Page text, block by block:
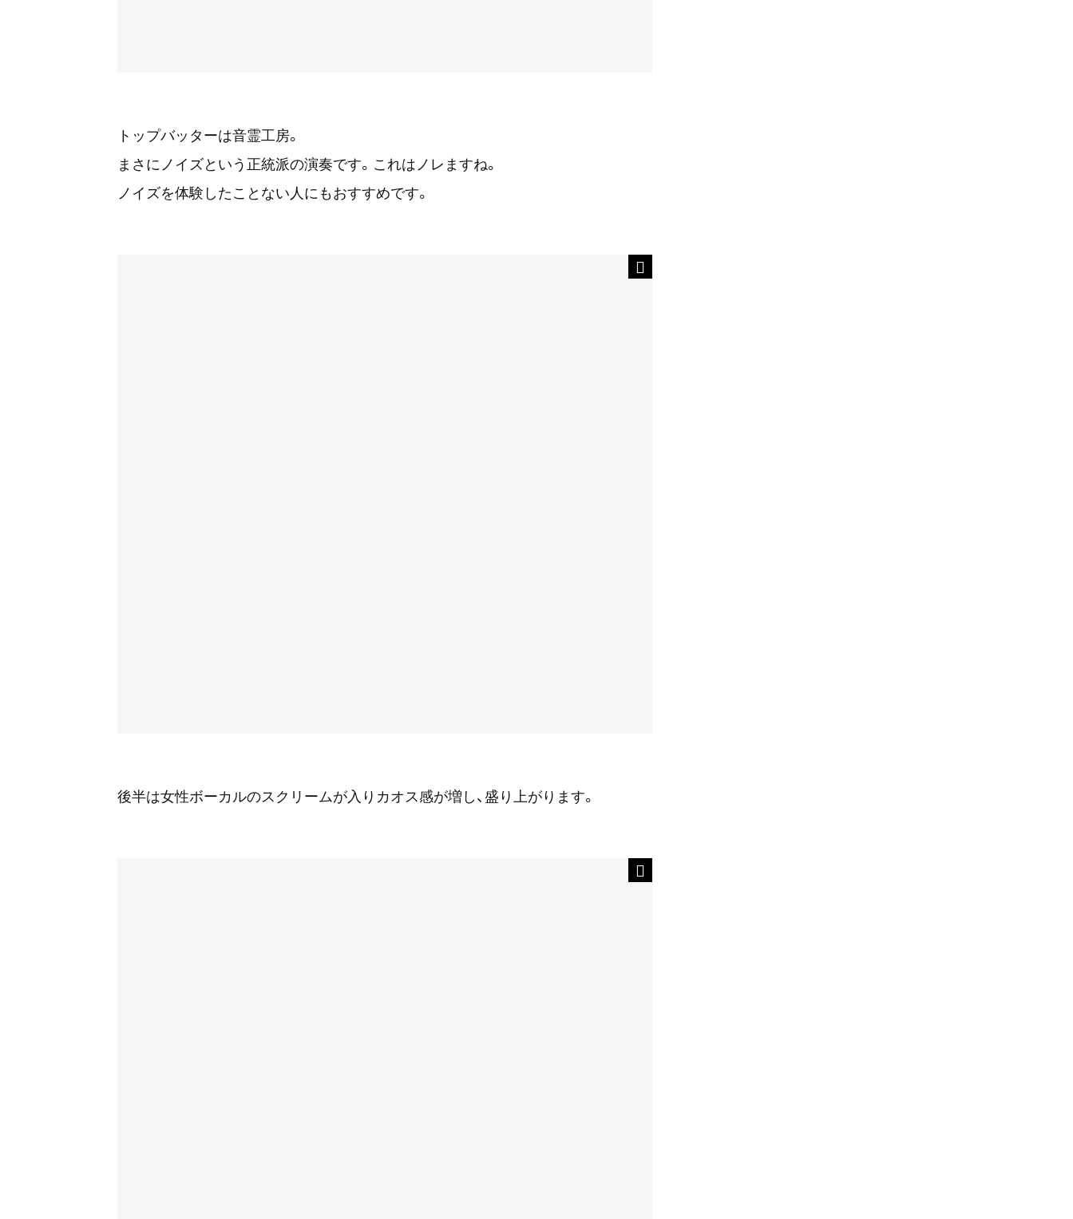
トップバッターは音霊工房。
まさにノイズという正統派の演奏です。これはノレますね。
ノイズを体験したことない人にもおすすめです。
後半は女性ボーカルのスクリームが入りカオス感が増し、盛り上がります。